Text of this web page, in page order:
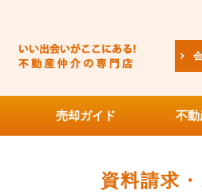
売却ガイド 不動
資料請求